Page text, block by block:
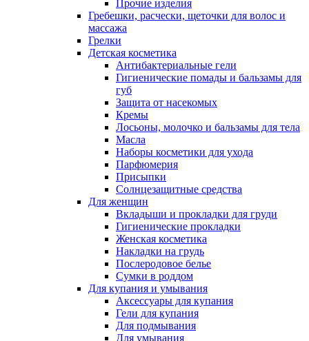
Прочие изделия
Гребешки, расчески, щеточки для волос и
массажа
Грелки
Детская косметика
Антибактериальные гели
Гигиенические помады и бальзамы для
губ
Защита от насекомых
Кремы
Лосьоны, молочко и бальзамы для тела
Масла
Наборы косметики для ухода
Парфюмерия
Присыпки
Солнцезащитные средства
Для женщин
Вкладыши и прокладки для груди
Гигиенические прокладки
Женская косметика
Накладки на грудь
Послеродовое белье
Сумки в роддом
Для купания и умывания
Аксессуары для купания
Гели для купания
Для подмывания
Для умывания